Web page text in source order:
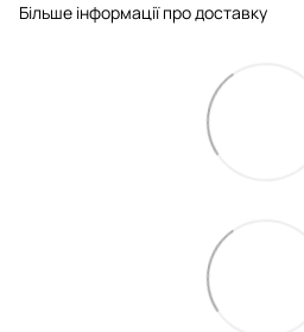
Більше інформації про доставку